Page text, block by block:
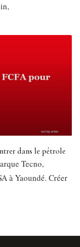
dans le pétrole
Tecno,
à Yaoundé. Créer